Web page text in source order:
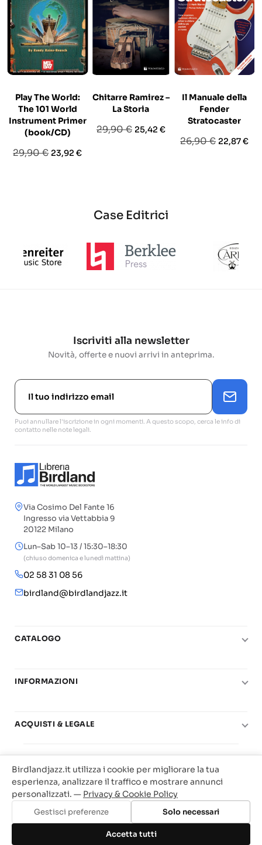
Aggiungi al carrello
Play The World:
The 101 World
Instrument Primer
(book/CD)
Prezzo
29,90 € Prezzo
23,92 €
Chitarre Ramirez –
La Storia
Prezzo
29,90 € Prezzo
25,42 €
Il Manuale della
Fender
Stratocaster
Prezzo
26,90 € Prezzo
22,87 €
Case Editrici
Iscriviti alla newsletter
Novità, offerte e nuovi arrivi in anteprima.
Puoi annullare l'iscrizione in ogni momenti. A questo scopo, cerca le info di
contatto nelle note legali.
Via Cosimo Del Fante 16
Ingresso via Vettabbia 9
20122 Milano
Lun–Sab 10–13 / 15:30–18:30
(chiuso domenica e lunedì mattina)
02 58 31 08 56
birdland@birdlandjazz.it
CATALOGO
Chitarra
Basso e contrabbasso
Big Band
Offerte
INFORMAZIONI
Carta del Docente
ACQUISTI & LEGALE
Condizioni di utilizzo
Privacy & Cookie
Traccia il tuo ordine
Birdland Milano. P.Iva 12093700156
Web Agency Milano
Birdlandjazz.it utilizza i cookie per migliorare la tua
esperienza, analizzare il traffico e mostrare annunci
personalizzati. — Privacy & Cookie Policy
Gestisci preferenze Solo necessari
Accetta tutti